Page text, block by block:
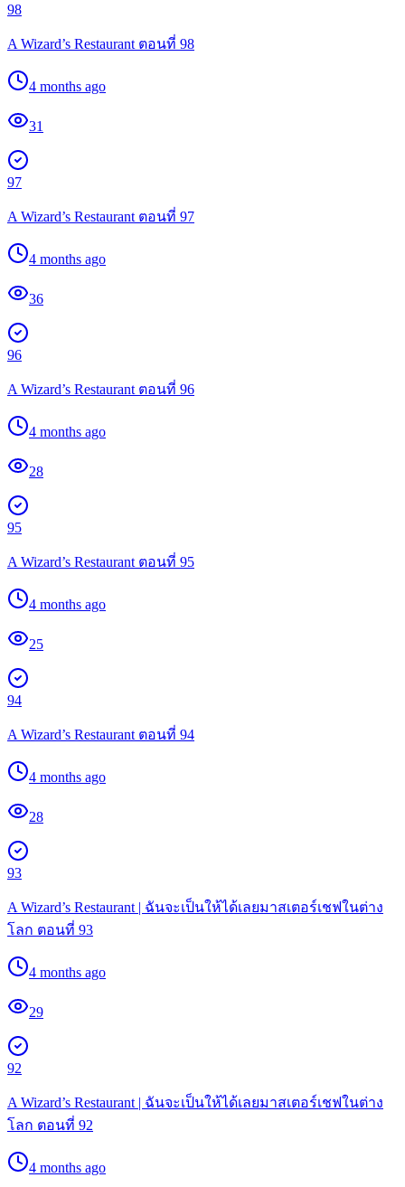
98
A Wizard’s Restaurant ตอนที่ 98
4 months ago
31
97
A Wizard’s Restaurant ตอนที่ 97
4 months ago
36
96
A Wizard’s Restaurant ตอนที่ 96
4 months ago
28
95
A Wizard’s Restaurant ตอนที่ 95
4 months ago
25
94
A Wizard’s Restaurant ตอนที่ 94
4 months ago
28
93
A Wizard’s Restaurant | ฉันจะเป็นให้ได้เลยมาสเตอร์เชฟในต่าง
โลก ตอนที่ 93
4 months ago
29
92
A Wizard’s Restaurant | ฉันจะเป็นให้ได้เลยมาสเตอร์เชฟในต่าง
โลก ตอนที่ 92
4 months ago